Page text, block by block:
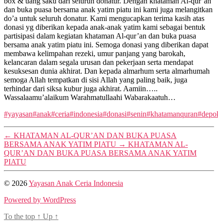
dan buka puasa bersama anak yatim piatu ini kami juga melangitkan
do’a untuk seluruh donatur. Kami mengucapkan terima kasih atas
donasi yg diberikan kepada anak-anak yatim kami sebagai bentuk
partisipasi dalam kegiatan khataman Al-qur’an dan buka puasa
bersama anak yatim piatu ini. Semoga donasi yang diberikan dapat
membawa kelimpahan rezeki, umur panjang yang barokah,
kelancaran dalam segala urusan dan pekerjaan serta mendapat
kesuksesan dunia akhirat. Dan kepada almarhum serta almarhumah
semoga Allah tempatkan di sisi Allah yang paling baik, juga
terhindar dari siksa kubur juga akhirat. Aamiin…..
Wassalaamu’alaikum Warahmatullaahi Wabarakaatuh…
#yayasan#anak#ceria#indonesia#donasi#senin#khatamanquran
← KHATAMAN AL-QUR’AN DAN BUKA PUASA
BERSAMA ANAK YATIM PIATU → KHATAMAN AL-
QUR’AN DAN BUKA PUASA BERSAMA ANAK YATIM
PIATU
© 2026Yayasan Anak Ceria Indonesia
Powered by WordPress
To the top ↑ Up ↑